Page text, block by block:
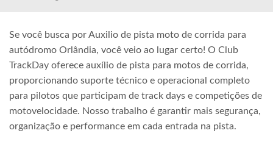
Se você busca por Auxilio de pista moto de corrida para
autódromo Orlândia, você veio ao lugar certo! O Club
TrackDay oferece auxílio de pista para motos de corrida,
proporcionando suporte técnico e operacional completo
para pilotos que participam de track days e competições de
motovelocidade. Nosso trabalho é garantir mais segurança,
organização e performance em cada entrada na pista.